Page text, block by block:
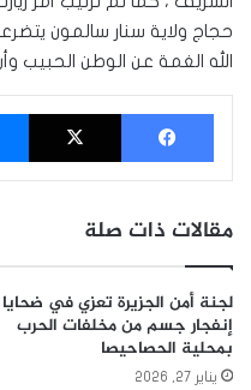
حجاج ولاية سنار سالمون
الله الغمة عن الوطن الحبيب
فيسبوك ‫X
مقالات ذات صلة
لجنة أمن الجزيرة تعزي في ضحايا
إنفجار جسم من مخلفات الحرب
بمحلية الحصاحيصا
يناير 27, 2026